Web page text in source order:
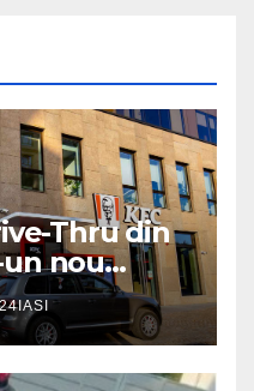
Thru din
nou
cu peste
și servicii